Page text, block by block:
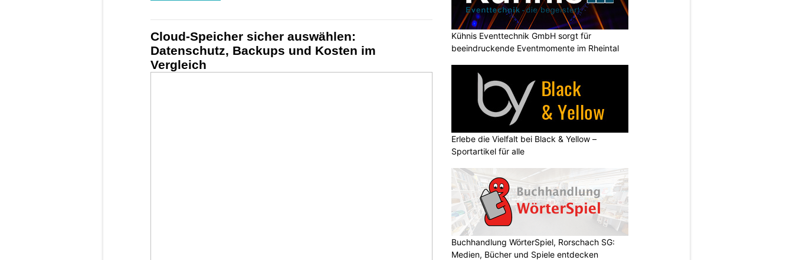
Cloud-Speicher sicher auswählen:
Datenschutz, Backups und Kosten im
Vergleich
Kühnis Eventtechnik GmbH sorgt für
beeindruckende Eventmomente im Rheintal
Erlebe die Vielfalt bei Black & Yellow –
Sportartikel für alle
Buchhandlung WörterSpiel, Rorschach SG:
Medien, Bücher und Spiele entdecken